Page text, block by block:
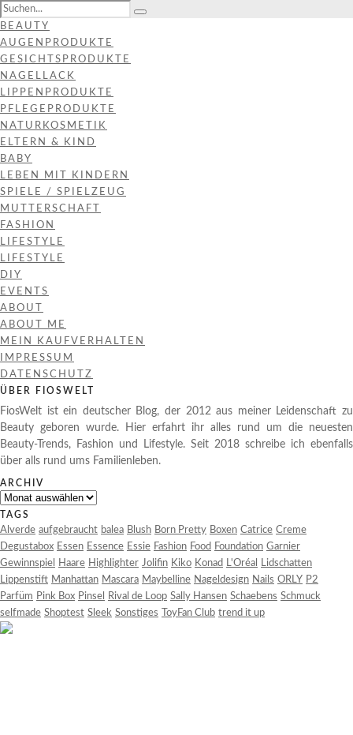
BEAUTY
AUGENPRODUKTE
GESICHTSPRODUKTE
NAGELLACK
LIPPENPRODUKTE
PFLEGEPRODUKTE
NATURKOSMETIK
ELTERN & KIND
BABY
LEBEN MIT KINDERN
SPIELE / SPIELZEUG
MUTTERSCHAFT
FASHION
LIFESTYLE
LIFESTYLE
DIY
EVENTS
ABOUT
ABOUT ME
MEIN KAUFVERHALTEN
IMPRESSUM
DATENSCHUTZ
ÜBER FIOSWELT
FiosWelt ist ein deutscher Blog, der 2012 aus meiner Leidenschaft zu
Beauty geboren wurde. Hier erfahrt ihr alles rund um die neuesten
Beauty-Trends, Fashion und Lifestyle. Seit 2018 schreibe ich ebenfalls
über alls rund ums Familienleben.
ARCHIV
Archiv
TAGS
Alverde aufgebraucht balea Blush Born Pretty Boxen Catrice Creme
Degustabox Essen Essence Essie Fashion Food Foundation Garnier
Gewinnspiel
Haare Highlighter Jolifin Kiko Konad L'Oréal
Lidschatten
Lippenstift Manhattan Mascara Maybelline Nageldesign Nails ORLY P2
Parfüm Pink Box Pinsel Rival de Loop Sally Hansen Schaebens Schmuck
selfmade Shoptest Sleek Sonstiges ToyFan Club trend it up